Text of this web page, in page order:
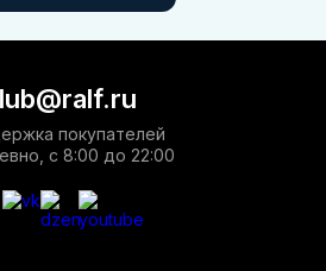
покупателей
с 8:00 до 22:00